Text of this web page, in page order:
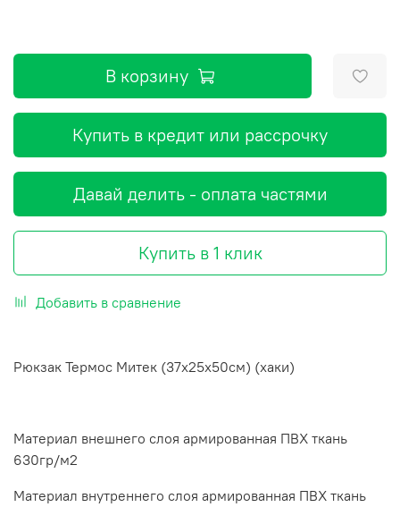
В корзину
Купить в кредит или рассрочку
Давай делить - оплата частями
Купить в 1 клик
Добавить в сравнение
Рюкзак Термос Митек (37х25х50см) (хаки)
Материал внешнего слоя армированная ПВХ ткань
630гр/м2
Материал внутреннего слоя армированная ПВХ ткань